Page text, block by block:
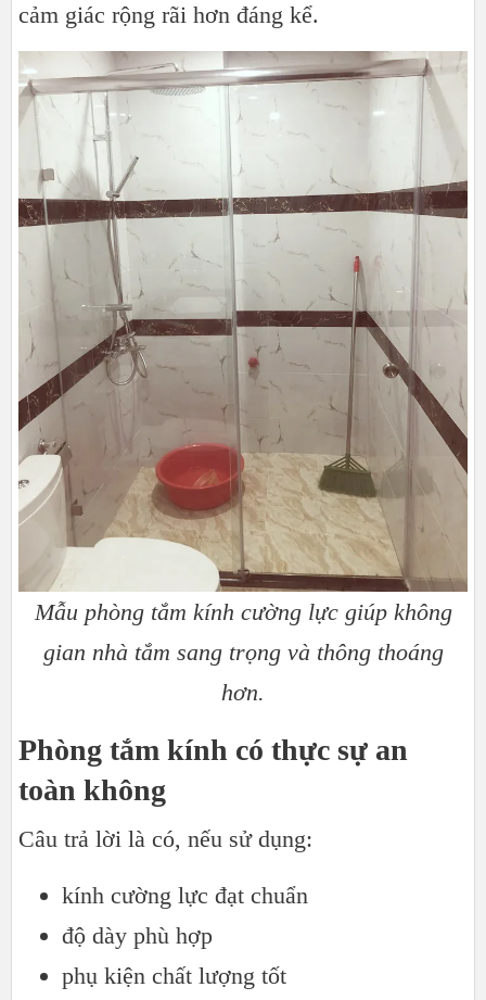
cảm giác rộng rãi hơn đáng kể.
Mẫu phòng tắm kính cường lực giúp không
gian nhà tắm sang trọng và thông thoáng
hơn.
Phòng tắm kính có thực sự an
toàn không
Câu trả lời là có, nếu sử dụng:
kính cường lực đạt chuẩn
độ dày phù hợp
phụ kiện chất lượng tốt